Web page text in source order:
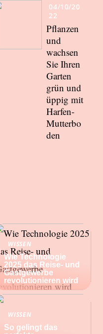
04/10/20
22
Pflanzen
und
wachsen
Sie Ihren
Garten
grün und
üppig mit
Harfen-
Mutterbo
den
WISSEN
Wie Technologie
2025 das Reise- und
Gastgewerbe
revolutionieren wird
WISSEN
So gelingt das